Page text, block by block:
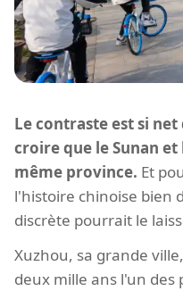
Le contraste est si
croire que le Sunan
même province. Et
l'histoire chinoise bien
discrète pourrait le
Xuzhou, sa grande
deux mille ans l'un des